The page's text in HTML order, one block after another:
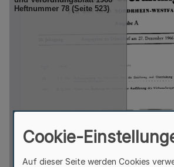
Cookie-
Auf dieser Seite werden Cookies